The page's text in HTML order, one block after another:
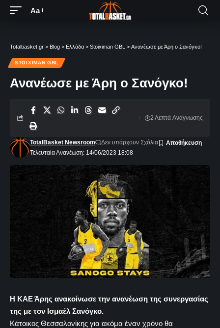
Aa
Totalbasket.gr > Blog > Ελλάδα > Stoiximan GBL > Ανανέωσε με Άρη ο Σανόγκο!
STOIXIMAN GBL
Ανανέωσε με Άρη ο Σανόγκο!
Τελευταία Ανανέωση: 14/06/2023 18:08
TotalBasket Newsroom Δεν υπάρχουν Σχόλια
2 Λεπτά Aνάγνωσης
Η ΚΑΕ Άρης ανακοίνωσε την ανανέωση της συνεργασίας
της με τον Ισμαέλ Σανόγκο.
Κάτοικος Θεσσαλονίκης για ακόμα έναν χρόνο θα